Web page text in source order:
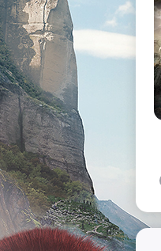
2:
-
GB
Assassin's Creed
Shadows
Размер: 117 GB